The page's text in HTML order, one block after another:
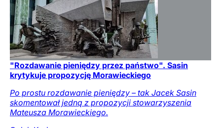
"Rozdawanie pieniędzy przez państwo". Sasin
krytykuje propozycję Morawieckiego
Po prostu rozdawanie pieniędzy – tak Jacek Sasin
skomentował jedną z propozycji stowarzyszenia
Mateusza Morawieckiego.